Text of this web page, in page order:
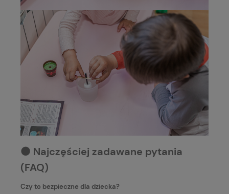
⚫️ Najczęściej zadawane pytania
(FAQ)
Czy to bezpieczne dla dziecka?